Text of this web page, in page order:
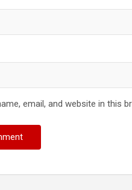
email, and website in this